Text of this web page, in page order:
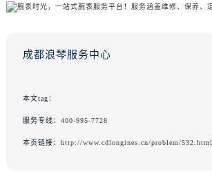
成都浪琴服务中心
本文tag：
服务专线： 400-995-7728
本页链接： http://www.cdlongines.cn/problem/532.html